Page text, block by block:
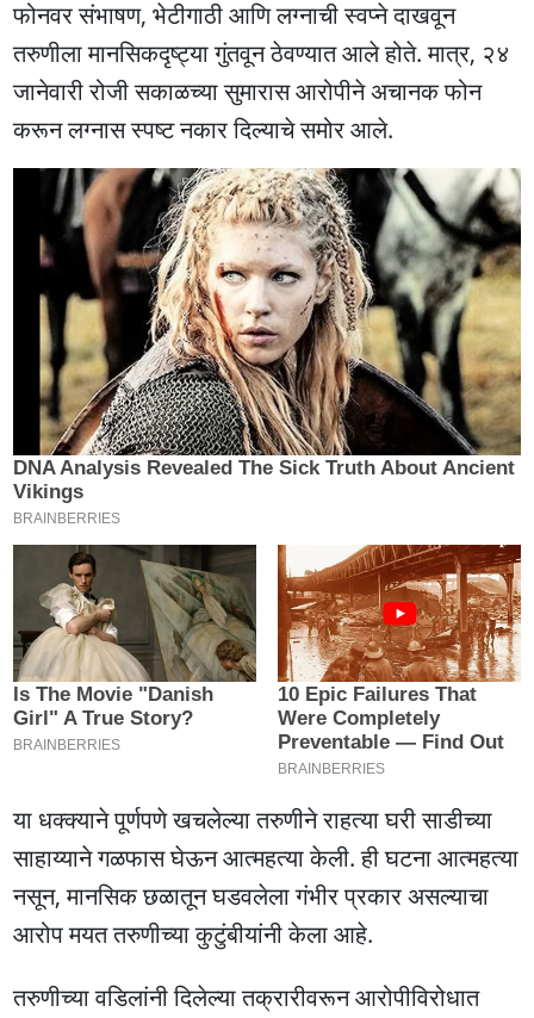
फोनवर संभाषण, भेटीगाठी आणि लग्नाची स्वप्ने दाखवून
तरुणीला मानसिकदृष्ट्या गुंतवून ठेवण्यात आले होते. मात्र, २४
जानेवारी रोजी सकाळच्या सुमारास आरोपीने अचानक फोन
करून लग्नास स्पष्ट नकार दिल्याचे समोर आले.
या धक्क्याने पूर्णपणे खचलेल्या तरुणीने राहत्या घरी साडीच्या
साहाय्याने गळफास घेऊन आत्महत्या केली. ही घटना आत्महत्या
नसून, मानसिक छळातून घडवलेला गंभीर प्रकार असल्याचा
आरोप मयत तरुणीच्या कुटुंबीयांनी केला आहे.
तरुणीच्या वडिलांनी दिलेल्या तक्रारीवरून आरोपीविरोधात